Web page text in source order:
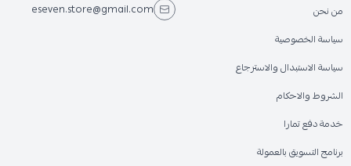
من نحن
سياسة الخصوصية
سياسة الاستبدال والاسترجاع
الشروط والاحكام
خدمة دفع تمارا
برنامج التسويق بالعمولة
eseven.store@gmail.com